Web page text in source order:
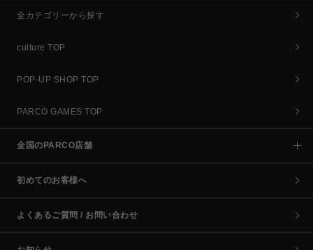
全カテゴリーから探す
culture TOP
POP-UP SHOP TOP
PARCO GAMES TOP
全国のPARCO店舗
初めてのお客様へ
よくあるご質問 / お問い合わせ